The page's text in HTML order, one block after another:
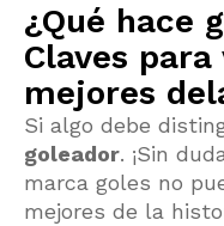
¿Qué hace
Claves
mejores
Si algo debe
goleador. ¡Sin
marca goles no
mejores de la